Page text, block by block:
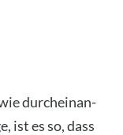
durch­ein­an­
ist es so, dass